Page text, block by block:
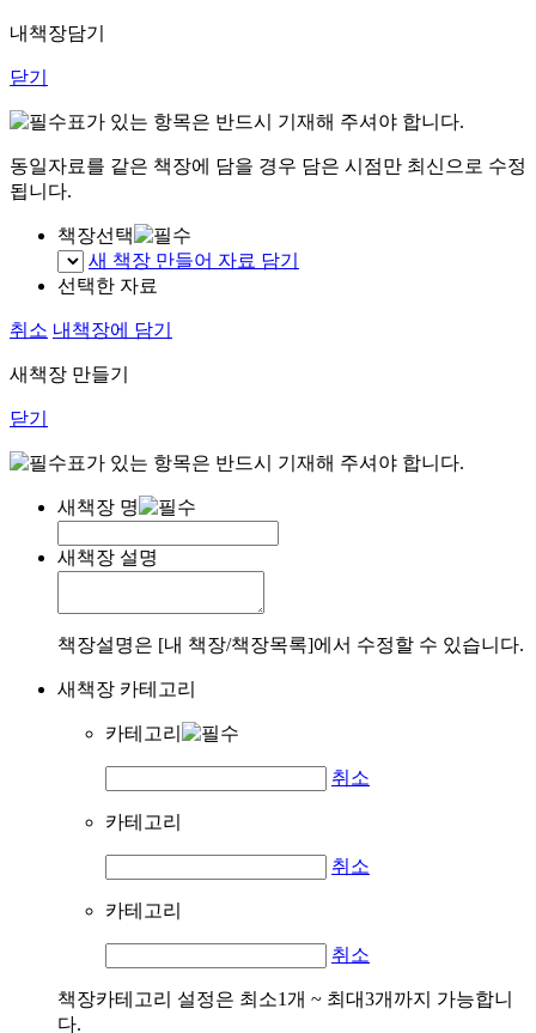
내책장담기
닫기
표가 있는 항목은 반드시 기재해 주셔야 합니다.
동일자료를 같은 책장에 담을 경우 담은 시점만 최신으로 수정
됩니다.
책장선택
새 책장 만들어 자료 담기
선택한 자료
취소 내책장에 담기
새책장 만들기
닫기
표가 있는 항목은 반드시 기재해 주셔야 합니다.
새책장 명
새책장 설명
책장설명은 [내 책장/책장목록]에서 수정할 수 있습니다.
새책장 카테고리
카테고리
취소
카테고리
취소
카테고리
취소
책장카테고리 설정은 최소1개 ~ 최대3개까지 가능합니
다.